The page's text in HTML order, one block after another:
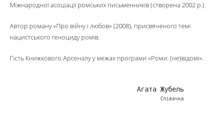
Міжнародної асоціації ромських письменників (створена 2002 р.).
Автор роману «Про війну і любов» (2008), присвяченого темі
нацистського геноциду ромів.
Гість Книжкового Арсеналу у межах програми «Роми: (не)відомі».
Агата Жубель
Співачка